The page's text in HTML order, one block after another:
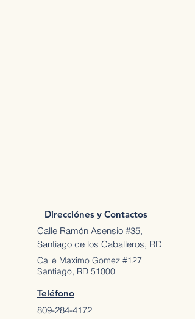
Direcciónes y Contactos
Calle Ramón Asensio #35,
Santiago de los Caballeros, RD
Calle Maximo Gomez #127
Santiago, RD 51000
Teléfono
809-284-4172